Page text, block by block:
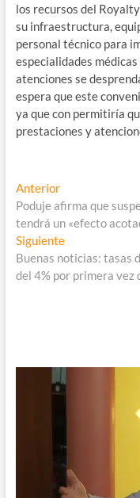
los recursos del
su infraestructura,
personal técnico para
especialidades
atenciones se
espera que este
ya que con permitiría
prestaciones y
Navegación
de
entradas
AnteriorEntrada
anterior:
Poduje afirma que
tendrá un «efecto
SiguienteEntrada
siguiente:
Buenas noticias: tasas
del 4% por primera vez